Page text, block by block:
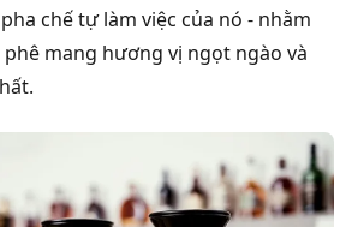
chế tự làm việc của nó - nhằm
mang hương vị ngọt ngào và